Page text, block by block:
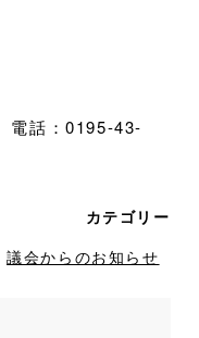
話：0195-43-
カテゴリー
議会からのお知らせ